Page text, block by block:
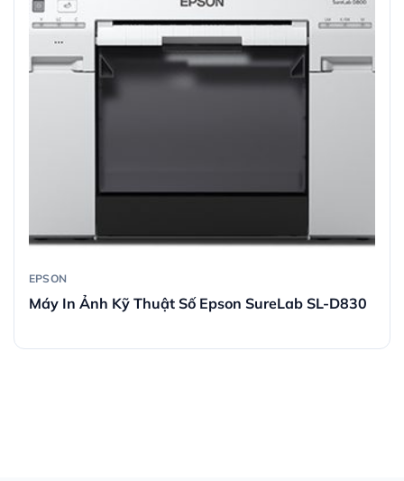
EPSON
Máy In Ảnh Kỹ Thuật Số Epson SureLab SL-D830